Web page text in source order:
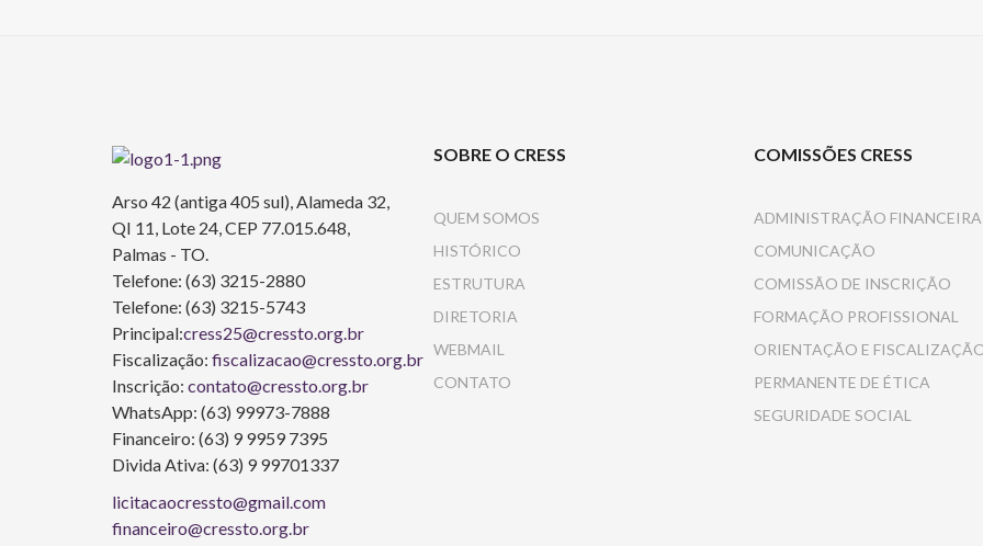
Arso 42 (antiga 405 sul), Alameda 32,
QI 11, Lote 24, CEP 77.015.648,
Palmas - TO.
Telefone: (63) 3215-2880
Telefone: (63) 3215-5743
Principal:cress25@cressto.org.br
Fiscalização: fiscalizacao@cressto.org.br
Inscrição: contato@cressto.org.br
WhatsApp: (63) 99973-7888
Financeiro: (63) 9 9959 7395
Divida Ativa: (63) 9 99701337
licitacaocressto@gmail.com
financeiro@cressto.org.br
SOBRE O CRESS
QUEM SOMOS
HISTÓRICO
ESTRUTURA
DIRETORIA
WEBMAIL
CONTATO
COMISSÕES CRESS
ADMINISTRAÇÃO FINANCEIRA
COMUNICAÇÃO
COMISSÃO DE INSCRIÇÃO
FORMAÇÃO PROFISSIONAL
ORIENTAÇÃO E
PERMANENTE DE ÉTICA
SEGURIDADE SOCIAL